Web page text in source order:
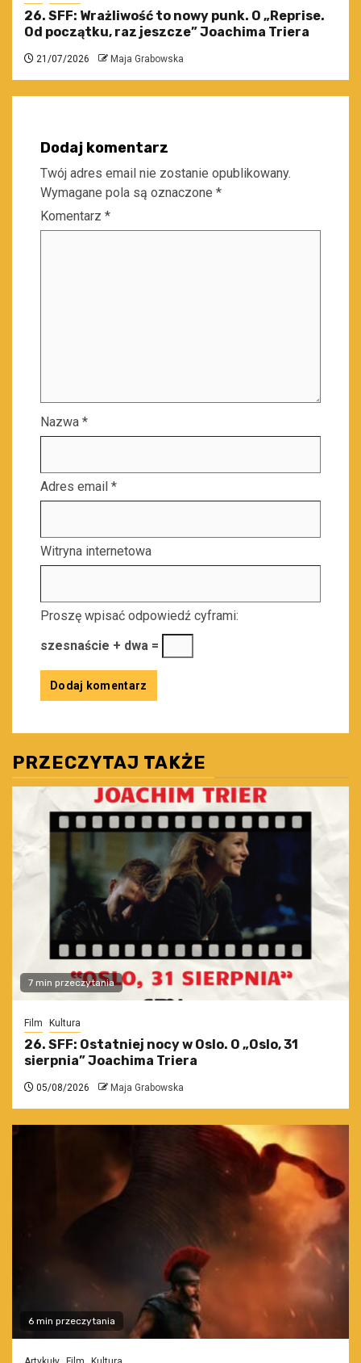
26. SFF: Wrażliwość to nowy punk. O „Reprise.
Od początku, raz jeszcze” Joachima Triera
21/07/2026 Maja Grabowska
Dodaj komentarz
Twój adres email nie zostanie opublikowany.
Wymagane pola są oznaczone *
Komentarz *
Nazwa *
Adres email *
Witryna internetowa
Proszę wpisać odpowiedź cyframi:
szesnaście + dwa =
PRZECZYTAJ TAKŻE
7 min przeczytania
Film Kultura
26. SFF: Ostatniej nocy w Oslo. O „Oslo, 31
sierpnia” Joachima Triera
05/08/2026 Maja Grabowska
6 min przeczytania